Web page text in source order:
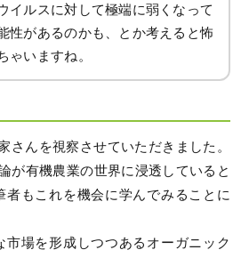
イルスに対して極端に弱くなって
性があるのかも、とか考えると怖
ゃいますね。
さんを視察させていただきました。
が有機農業の世界に浸透していると
者もこれを機会に学んでみることに
市場を形成しつつあるオーガニック